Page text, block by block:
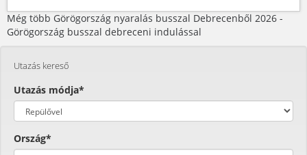
Még több Görögország nyaralás busszal Debrecenből 2026 -
Görögország busszal debreceni indulással
Utazás kereső
Utazás módja*
Ország*